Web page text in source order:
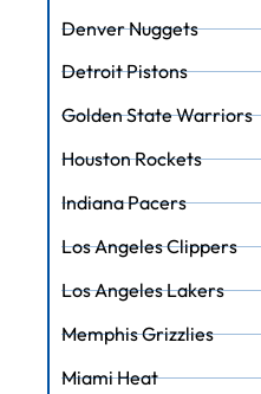
Denver Nuggets
Detroit Pistons
Golden State Warriors
Houston Rockets
Indiana Pacers
Los Angeles Clippers
Los Angeles Lakers
Memphis Grizzlies
Miami Heat